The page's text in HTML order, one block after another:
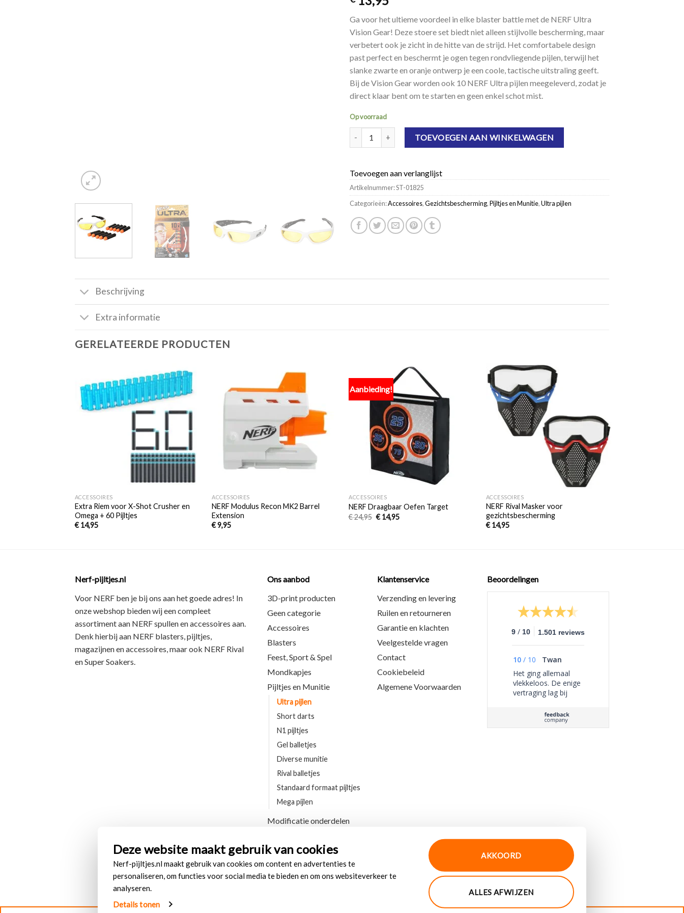
Deze website maakt gebruik van cookies
Nerf-pijltjes.nl maakt gebruik van cookies om content en advertenties te
personaliseren, om functies voor social media te bieden en om ons websiteverkeer te
analyseren.
Details tonen
AKKOORD
ALLES AFWIJZEN
Ga voor het ultieme voordeel in elke blaster battle met de NERF Ultra
Vision Gear! Deze stoere set biedt niet alleen stijlvolle bescherming, maar
verbetert ook je zicht in de hitte van de strijd. Het comfortabele design
past perfect en beschermt je ogen tegen rondvliegende pijlen, terwijl het
slanke zwarte en oranje ontwerp je een coole, tactische uitstraling geeft.
Bij de Vision Gear worden ook 10 NERF Ultra pijlen meegeleverd, zodat je
direct klaar bent om te starten en geen enkel schot mist.
Op voorraad
NERF Ultra Vision Gear Bril + 10 Ultra Pijlen aantal
TOEVOEGEN AAN WINKELWAGEN
Toevoegen aan verlanglijst
Artikelnummer:ST-01825
Categorieën:Accessoires,Gezichtsbescherming,Pijltjes en Munitie,Ultra pijlen
Beschrijving
Extra informatie
GERELATEERDE PRODUCTEN
Toevoegen
aan
ACCESSOIRES
Extra Riem voor X-Shot Crusher en
Omega + 60 Pijltjes
€14,95
Toevoegen
verlanglijst
ACCESSOIRES
NERF Modulus Recon MK2 Barrel
Extension
€9,95
Aanbieding!
Toevoegen
aan
verlanglijst
ACCESSOIRES
NERF Draagbaar Oefen Target
€24,95 €14,95
ACCESSOIRES
NERF Rival Masker voor
gezichtsbescherming
€14,95
Nerf-pijltjes.nl
Voor NERF ben je bij ons aan het goede adres! In
onze webshop bieden wij eencompleet
assortimentaan NERF spullen en accessoires aan.
Denk hierbij aan NERF blasters, pijltjes,
magazijnen en accessoires, maar ook NERF Rival
en Super Soakers.
Ons aanbod
3D-print producten
Geen categorie
Accessoires
Blasters
Feest, Sport & Spel
Mondkapjes
Pijltjes en Munitie
Ultra pijlen
Short darts
N1 pijltjes
Gel balletjes
Diverse munitie
Rival balletjes
Standaard formaat pijltjes
Mega pijlen
Modificatie onderdelen
Klantenservice
Verzending en levering
Ruilen en retourneren
Garantie en klachten
Veelgestelde vragen
Contact
Cookiebeleid
Algemene Voorwaarden
Beoordelingen
9 / 10 1.501 reviews
10 / 10
Twan
Het ging allemaal
vlekkeloos. De enige
vertraging lag bij
kunnen jullie
natuurlijk niets aan
doen.